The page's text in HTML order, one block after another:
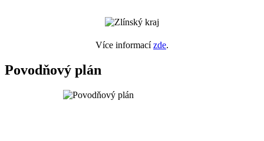
Více informacízde.
Povodňový plán